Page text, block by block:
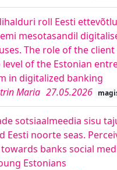
roll Eesti
mesotasandil
The role of the
level of the Estonian
in digitalized banking
Maria 27.05.2026
sotsiaalmeedia sisu
Eesti noorte seas.
banks social
Estonians